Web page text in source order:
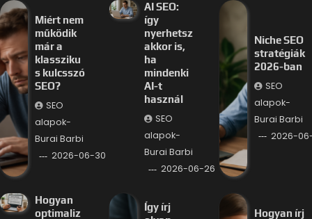
Miért nem
működik
már a
klassziku
s kulcsszó
SEO?
SEO
alapok-
Burai Barbi
2026-06-30
AI SEO:
így
nyerhetsz
akkor is,
ha
mindenki
AI-t
használ
SEO
alapok-
Burai Barbi
2026-06-26
Niche SEO
stratégiák
2026-ban
SEO
alapok-
Burai Barbi
2026-
Hogyan
optimaliz
Így írj
Hogyan írj